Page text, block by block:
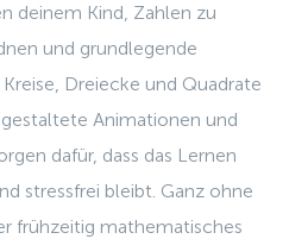
deinem Kind, Zahlen zu
und grundlegende
Dreiecke und Quadrate
Animationen und
dafür, dass das Lernen
stressfrei bleibt. Ganz ohne
frühzeitig mathematisches